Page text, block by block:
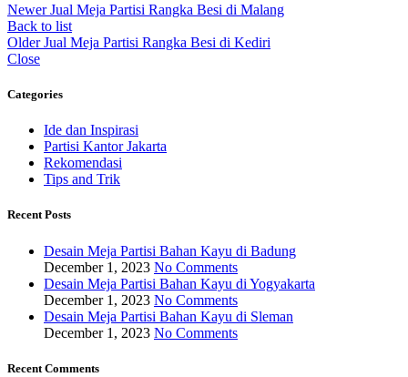
Newer Jual Meja Partisi Rangka Besi di Malang
Back to list
Older Jual Meja Partisi Rangka Besi di Kediri
Close
Categories
Ide dan Inspirasi
Partisi Kantor Jakarta
Rekomendasi
Tips and Trik
Recent Posts
Desain Meja Partisi Bahan Kayu di Badung
December 1, 2023 No Comments
Desain Meja Partisi Bahan Kayu di Yogyakarta
December 1, 2023 No Comments
Desain Meja Partisi Bahan Kayu di Sleman
December 1, 2023 No Comments
Recent Comments